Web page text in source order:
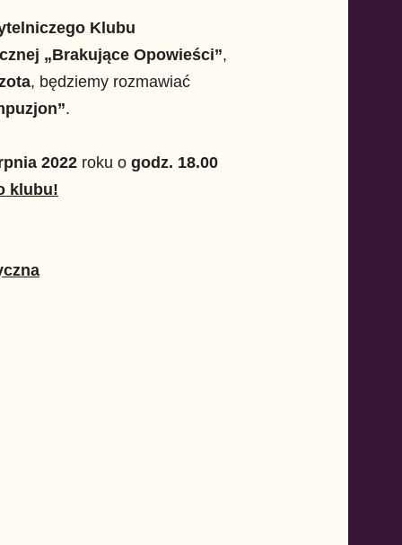
Klubu
„Brakujące Opowieści”,
, będziemy rozmawiać
.
2022 roku o godz. 18.00
klubu!